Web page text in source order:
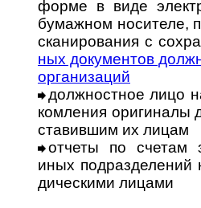
форме в виде
бумаж­ном носи­теле,
ска­ни­ро­ва­ния с
ных доку­мен­тов
орга­ни­заций
должностное лицо
ком­ле­ния ори­ги­налы
ста­вив­шим их лицам
отчеты по счетам
иных под­раз­де­ле­ний
ди­чес­кими лицами